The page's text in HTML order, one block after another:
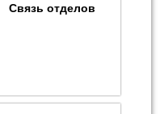
Связь отделов